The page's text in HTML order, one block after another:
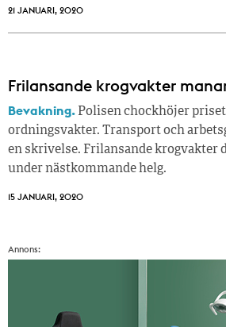
21 JANUARI, 2020
Frilansande krogvakter
Bevakning. Polisen chockhöjer
ordningsvakter. Transport och
en skrivelse. Frilansande krogvakter
under nästkommande helg.
15 JANUARI, 2020
Annons: